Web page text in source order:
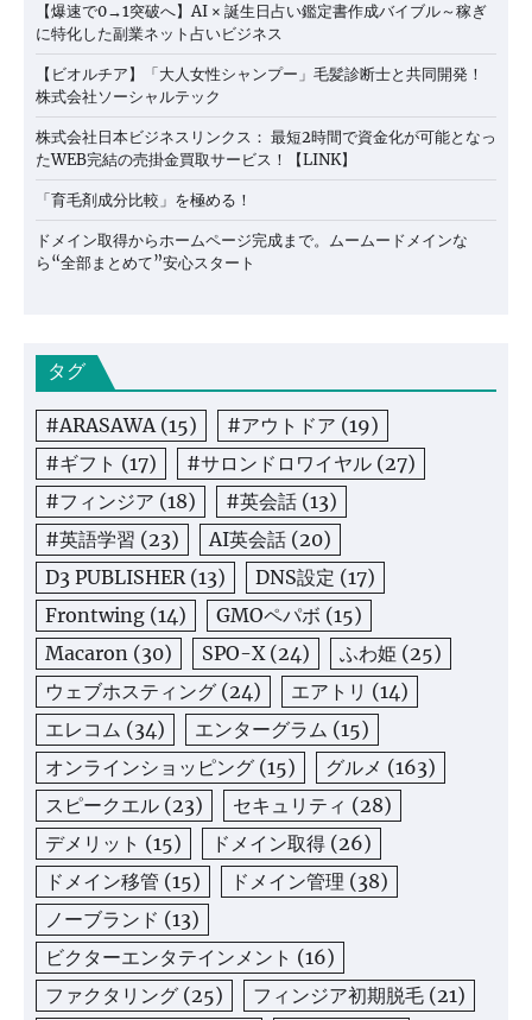
【爆速で0→1突破へ】AI × 誕生日占い鑑定書作成バイブル～稼ぎ
に特化した副業ネット占いビジネス
【ビオルチア】「大人女性シャンプー」毛髪診断士と共同開発！
株式会社ソーシャルテック
株式会社日本ビジネスリンクス： 最短2時間で資金化が可能となっ
たWEB完結の売掛金買取サービス！【LINK】
「育毛剤成分比較」を極める！
ドメイン取得からホームページ完成まで。ムームードメインな
ら“全部まとめて”安心スタート
タグ
#ARASAWA(15) #アウトドア (19)
#ギフト (17) #サロンドロワイヤル (27)
#フィンジア (18) #英会話 (13)
#英語学習 (23) AI英会話 (20)
D3 PUBLISHER(13) DNS設定 (17)
Frontwing (14) GMOペパボ (15)
Macaron (30) SPO-X(24) ふわ姫 (25)
ウェブホスティング (24) エアトリ (14)
エレコム (34) エンターグラム (15)
オンラインショッピング (15) グルメ (163)
スピークエル (23) セキュリティ (28)
デメリット (15) ドメイン取得 (26)
ドメイン移管 (15) ドメイン管理 (38)
ノーブランド (13)
ビクターエンタテインメント (16)
ファクタリング (25) フィンジア初期脱毛 (21)